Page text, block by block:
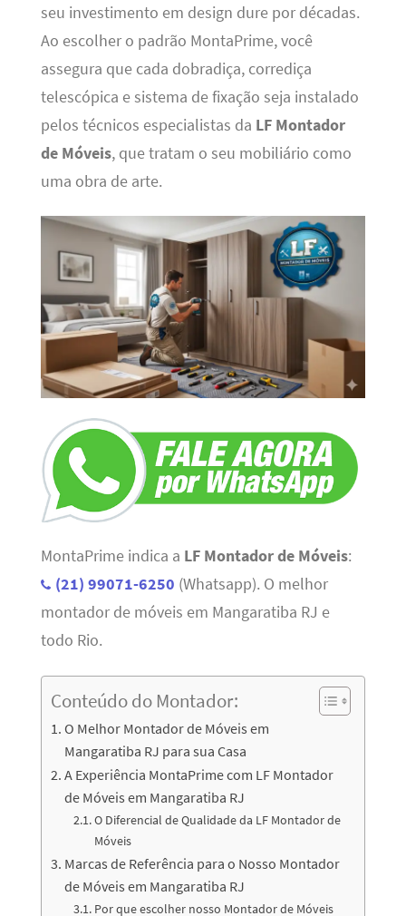
seu investimento em design dure por décadas.
Ao escolher o padrão MontaPrime, você
assegura que cada dobradiça, corrediça
telescópica e sistema de fixação seja instalado
pelos técnicos especialistas da LF Montador
de Móveis, que tratam o seu mobiliário como
uma obra de arte.
MontaPrime indica a LF Montador de Móveis:
(21) 99071-6250 (Whatsapp). O melhor
montador de móveis em Mangaratiba RJ e
todo Rio.
Conteúdo do Montador:
O Melhor Montador de Móveis em
Mangaratiba RJ para sua Casa
A Experiência MontaPrime com LF Montador
de Móveis em Mangaratiba RJ
O Diferencial de Qualidade da LF Montador de
Móveis
Marcas de Referência para o Nosso Montador
de Móveis em Mangaratiba RJ
Por que escolher nosso Montador de Móveis